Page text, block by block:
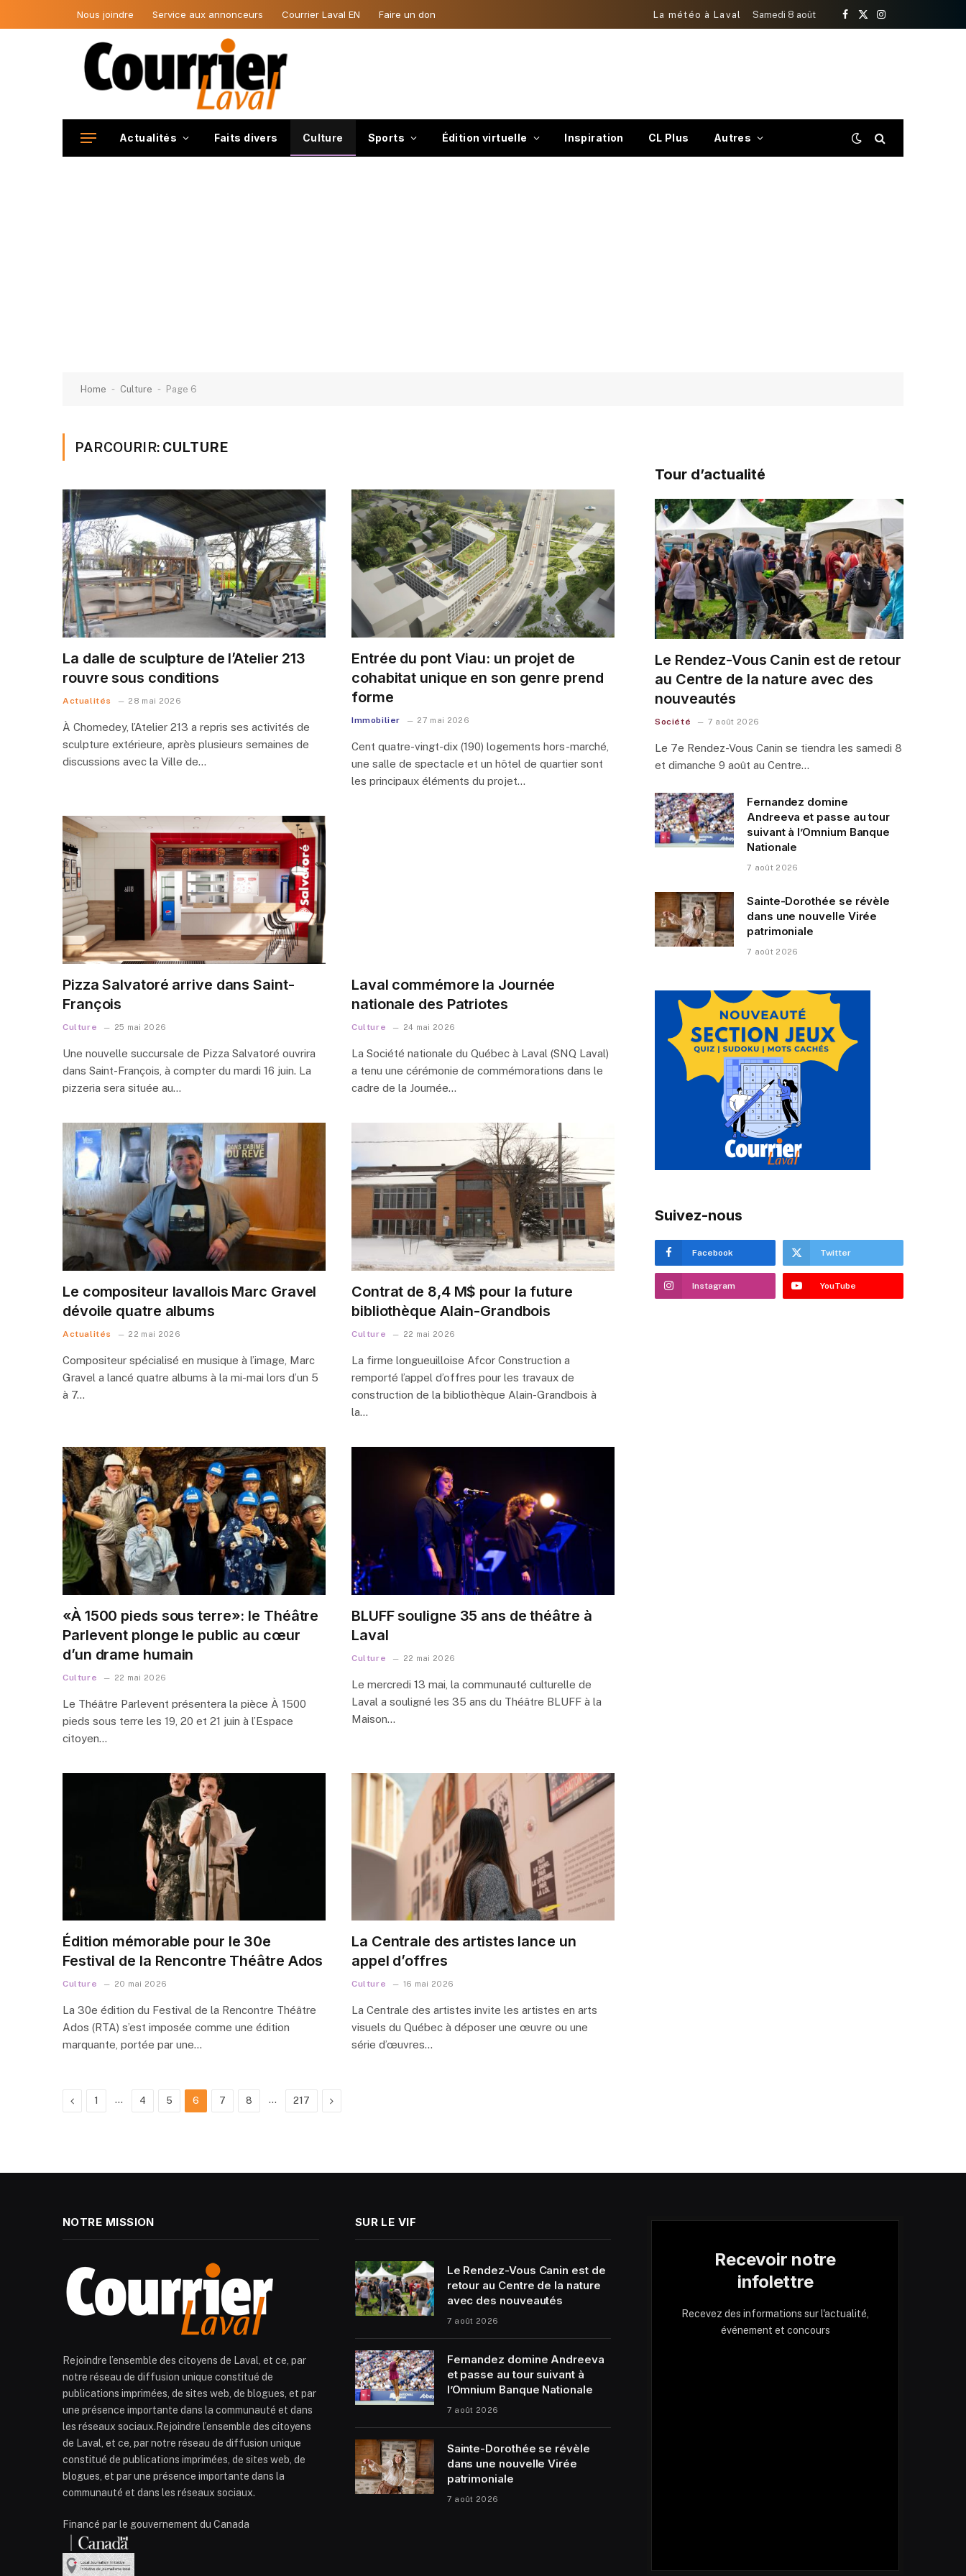
Nous joindre Service aux annonceurs Courrier Laval EN Faire un don La météo à Laval Samedi 8 août
Facebook
X
Instagram
Actualités Faits divers Culture Sports Édition virtuelle Inspiration CL Plus Autres
Home - Culture - Page 6
PARCOURIR: CULTURE
La dalle de sculpture de l’Atelier 213
rouvre sous conditions
Actualités 28 mai 2026
À Chomedey, l’Atelier 213 a repris ses activités de
sculpture extérieure, après plusieurs semaines de
discussions avec la Ville de…
Entrée du pont Viau: un projet de
cohabitat unique en son genre prend
forme
Immobilier 27 mai 2026
Cent quatre-vingt-dix (190) logements hors-marché,
une salle de spectacle et un hôtel de quartier sont
les principaux éléments du projet…
Pizza Salvatoré arrive dans Saint-
François
Culture 25 mai 2026
Une nouvelle succursale de Pizza Salvatoré ouvrira
dans Saint-François, à compter du mardi 16 juin. La
pizzeria sera située au…
Laval commémore la Journée
nationale des Patriotes
Culture 24 mai 2026
La Société nationale du Québec à Laval (SNQ Laval)
a tenu une cérémonie de commémorations dans le
cadre de la Journée…
Le compositeur lavallois Marc Gravel
dévoile quatre albums
Actualités 22 mai 2026
Compositeur spécialisé en musique à l’image, Marc
Gravel a lancé quatre albums à la mi-mai lors d’un 5
à 7…
Contrat de 8,4 M$ pour la future
bibliothèque Alain-Grandbois
Culture 22 mai 2026
La firme longueuilloise Afcor Construction a
remporté l’appel d’offres pour les travaux de
construction de la bibliothèque Alain-Grandbois à
la…
«À 1500 pieds sous terre»: le Théâtre
Parlevent plonge le public au cœur
d’un drame humain
Culture 22 mai 2026
Le Théâtre Parlevent présentera la pièce À 1500
pieds sous terre les 19, 20 et 21 juin à l’Espace
citoyen…
BLUFF souligne 35 ans de théâtre à
Laval
Culture 22 mai 2026
Le mercredi 13 mai, la communauté culturelle de
Laval a souligné les 35 ans du Théâtre BLUFF à la
Maison…
Édition mémorable pour le 30e
Festival de la Rencontre Théâtre Ados
Culture 20 mai 2026
La 30e édition du Festival de la Rencontre Théâtre
Ados (RTA) s’est imposée comme une édition
marquante, portée par une…
La Centrale des artistes lance un
appel d’offres
Culture 16 mai 2026
La Centrale des artistes invite les artistes en arts
visuels du Québec à déposer une œuvre ou une
série d’œuvres…
Previous
1 … 4 5 6 7 8 … 217 Next
Tour d’actualité
Le Rendez-Vous Canin est de retour
au Centre de la nature avec des
nouveautés
Société 7 août 2026
Le 7e Rendez-Vous Canin se tiendra les samedi 8
et dimanche 9 août au Centre…
Fernandez domine
Andreeva et passe au tour
suivant à l’Omnium Banque
Nationale
7 août 2026
Sainte-Dorothée se révèle
dans une nouvelle Virée
patrimoniale
7 août 2026
Suivez-nous
Facebook Twitter
Instagram YouTube
NOTRE MISSION
Rejoindre l’ensemble des citoyens de Laval, et ce, par
notre réseau de diffusion unique constitué de
publications imprimées, de sites web, de blogues, et par
une présence importante dans la communauté et dans
les réseaux sociaux.Rejoindre l’ensemble des citoyens
de Laval, et ce, par notre réseau de diffusion unique
constitué de publications imprimées, de sites web, de
blogues, et par une présence importante dans la
communauté et dans les réseaux sociaux.
Financé par le gouvernement du Canada
SUR LE VIF
Le Rendez-Vous Canin est de
retour au Centre de la nature
avec des nouveautés
7 août 2026
Fernandez domine Andreeva
et passe au tour suivant à
l’Omnium Banque Nationale
7 août 2026
Sainte-Dorothée se révèle
dans une nouvelle Virée
patrimoniale
7 août 2026
Recevoir notre
infolettre
Recevez des informations sur l'actualité,
événement et concours